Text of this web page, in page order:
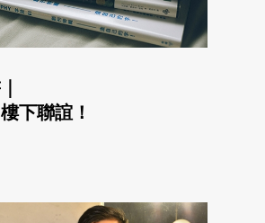
下聯誼！